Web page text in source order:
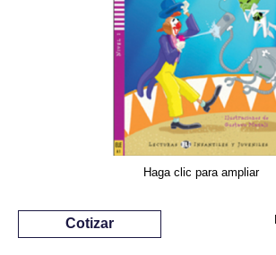
Haga clic para ampliar
Cotizar